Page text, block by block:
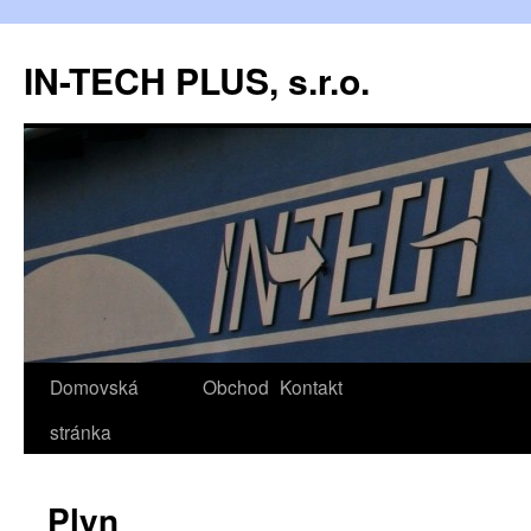
IN-TECH PLUS, s.r.o.
Domovská
stránka
Obchod Kontakt
Plyn